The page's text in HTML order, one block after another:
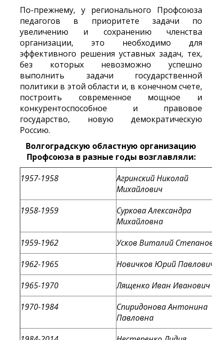
По-прежнему, у регионального Профсоюза
педагогов в приоритете задачи по
увеличению и сохранению членства
организации, это необходимо для
эффективного решения уставных задач, тех,
без которых невозможно успешно
выполнить задачи государственной
политики в этой области и, в конечном счете,
построить современное мощное и
конкурентоспособное и правовое
государство, новую демократическую
Россию.
Волгоградскую областную организацию
Профсоюза в разные годы возглавляли:
1957-1958
Агринский Николай
Михайлович
1958-1959
Суркова Александра
Михайловна
1959-1962
Усков Виталий Степанович
1962-1965
Новичков Юрий Павлович
1965-1970
Лященко Иван Иванович
1970-1984
Спиридонова Антонина
Павловна